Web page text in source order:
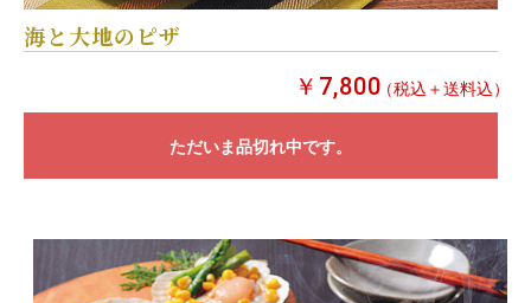
海と大地のピザ
￥7,800（税込＋送料込）
ただいま品切れ中です。